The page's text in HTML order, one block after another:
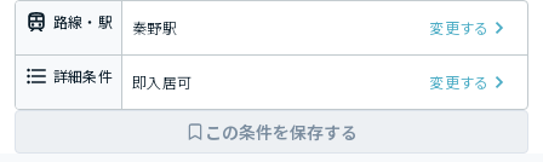
路線・駅 秦野駅 変更する
詳細条件 即入居可 変更する
この条件を保存する